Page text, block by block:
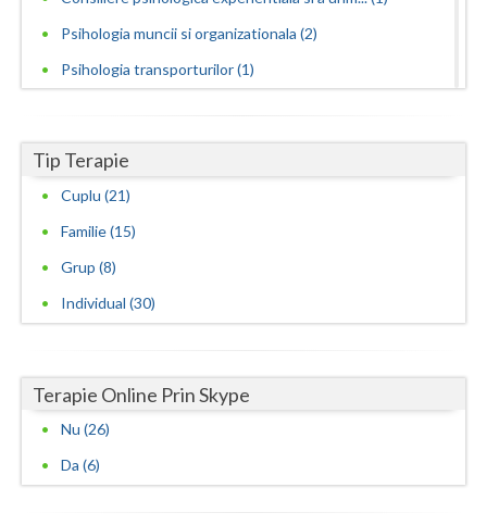
Psihologia muncii si organizationala (2)
Psihologia transporturilor (1)
Psihologie educationala, consiliere scolara si ... (1)
Psihopedagogie speciala (1)
Psihoterapie cognitiv-comportamentala si hipnot...
Psihoterapie experientiala (1)
Psihoterapie experientiala si a unificarii cent... (2)
Psihoterapie familiala (2)
Psihoterapie hipnoza clinica si terapie ericks... (1)
Tip Terapie
Cuplu (21)
Familie (15)
Grup (8)
Individual (30)
Terapie Online Prin Skype
Nu (26)
Da (6)